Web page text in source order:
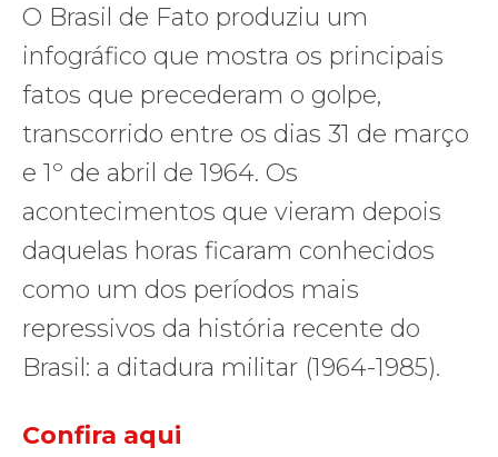
O Brasil de Fato produziu um
infográfico que mostra os principais
fatos que precederam o golpe,
transcorrido entre os dias 31 de março
e 1º de abril de 1964. Os
acontecimentos que vieram depois
daquelas horas ficaram conhecidos
como um dos períodos mais
repressivos da história recente do
Brasil: a ditadura militar (1964-1985).
Confira aqui